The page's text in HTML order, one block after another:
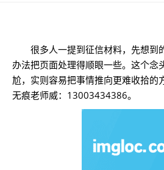
很多人一提到征信材料，先想到
办法把页面处理得顺眼一些。这个念
尬，实则容易把事情推向更难收拾的
无痕老师威：13003434386。